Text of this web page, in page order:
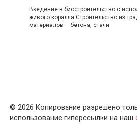
Введение в биостроительство с
живого коралла Строительство из
материалов — бетона, стали
© 2026 Копирование разрешено
использование гиперссылки на наш